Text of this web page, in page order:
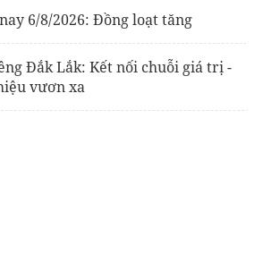
6/8/2026: Đồng loạt tăng
Đắk Lắk: Kết nối chuỗi giá trị -
vươn xa